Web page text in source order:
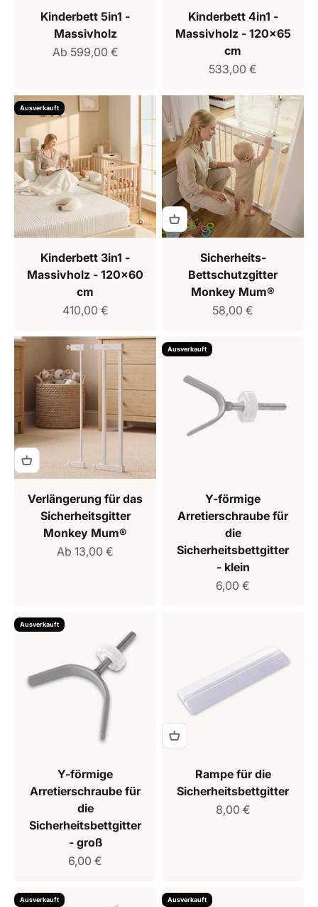
Kinderbett 5in1 -
Massivholz
Verkaufspreis
Ab 599,00 €
Kinderbett 4in1 -
Massivholz - 120x65
cm
Verkaufspreis
533,00 €
Ausverkauft
Kinderbett 3in1 -
Massivholz - 120x60
cm
Verkaufspreis
410,00 €
Sicherheits-
Bettschutzgitter
Monkey Mum®
Verkaufspreis
58,00 €
Verlängerung für das
Sicherheitsgitter
Monkey Mum®
Verkaufspreis
Ab 13,00 €
Ausverkauft
Y-förmige
Arretierschraube für
die
Sicherheitsbettgitter
- klein
Verkaufspreis
6,00 €
Ausverkauft
Y-förmige
Arretierschraube für
die
Sicherheitsbettgitter
- groß
Verkaufspreis
6,00 €
Rampe für die
Sicherheitsbettgitter
Verkaufspreis
8,00 €
Ausverkauft Ausverkauft